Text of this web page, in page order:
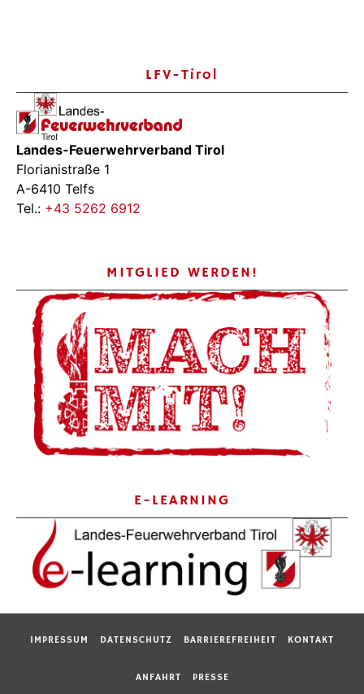
LFV-Tirol
Landes-Feuerwehrverband Tirol
Florianistraße 1
A-6410 Telfs
Tel.: +43 5262 6912
MITGLIED WERDEN!
E-LEARNING
IMPRESSUM DATENSCHUTZ BARRIEREFREIHEIT KONTAKT
ANFAHRT PRESSE